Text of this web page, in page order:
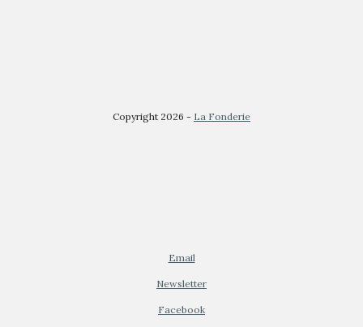
Copyright 2026 - La Fonderie
Email
Newsletter
Facebook